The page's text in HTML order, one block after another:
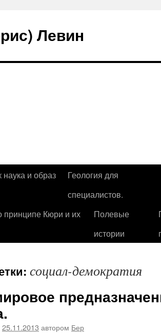
Левин
наука и образ
Геология для
специалистов.
принципе Кюри и их
Полевые
истории
социал-демократия
25.11.2013 автором Бер